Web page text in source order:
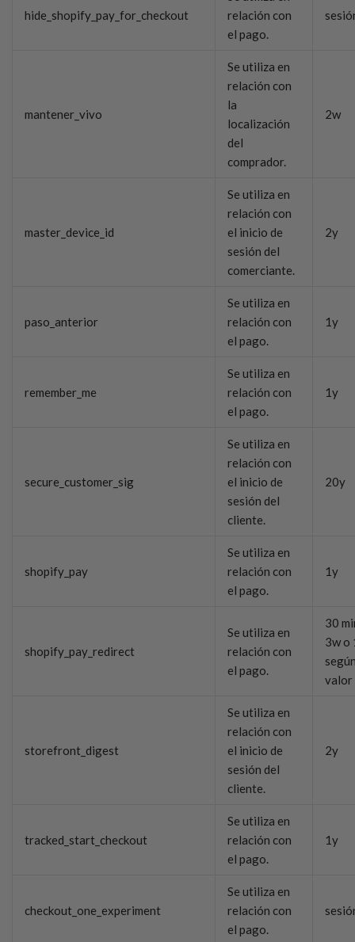
hide_shopify_pay_for_checkout
relación con
el pago.
mantener_vivo
Se utiliza en
relación con
la
localización
del
comprador.
2w
master_device_id
Se utiliza en
relación con
el inicio de
sesión del
comerciante.
2y
paso_anterior
Se utiliza en
relación con
el pago.
1y
remember_me
Se utiliza en
relación con
el pago.
1y
secure_customer_sig
Se utiliza en
relación con
el inicio de
sesión del
cliente.
20y
shopify_pay
Se utiliza en
relación con
el pago.
1y
shopify_pay_redirect
Se utiliza en
relación con
el pago.
30
3w o
valor
storefront_digest
Se utiliza en
relación con
el inicio de
sesión del
cliente.
2y
tracked_start_checkout
Se utiliza en
relación con
el pago.
1y
checkout_one_experiment
Se utiliza en
relación con
el pago.